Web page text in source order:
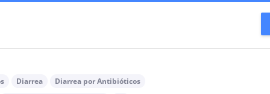
Diarrea
Diarrea por Antibióticos